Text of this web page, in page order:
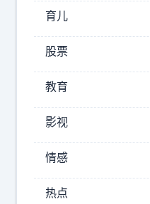
牌
，
美
国
好
像
砸
！
。
移
动
套
餐
快
到
期
了
，
育儿
股票
教育
影视
情感
热点